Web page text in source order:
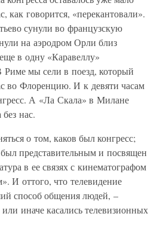
как говорится, «перекантовали».
сунули во французскую
на аэродром Орли близ
в одну «Каравеллу»
мы сели в поезд, который
во Флоренцию. И к девяти часам
А «Ла Скала» в Милане
нас.
о том, каков был конгресс;
представительным и посвящен
в ее связях с кинематографом
И оттого, что телевидение
способ общения людей, –
иначе касались телевизионных